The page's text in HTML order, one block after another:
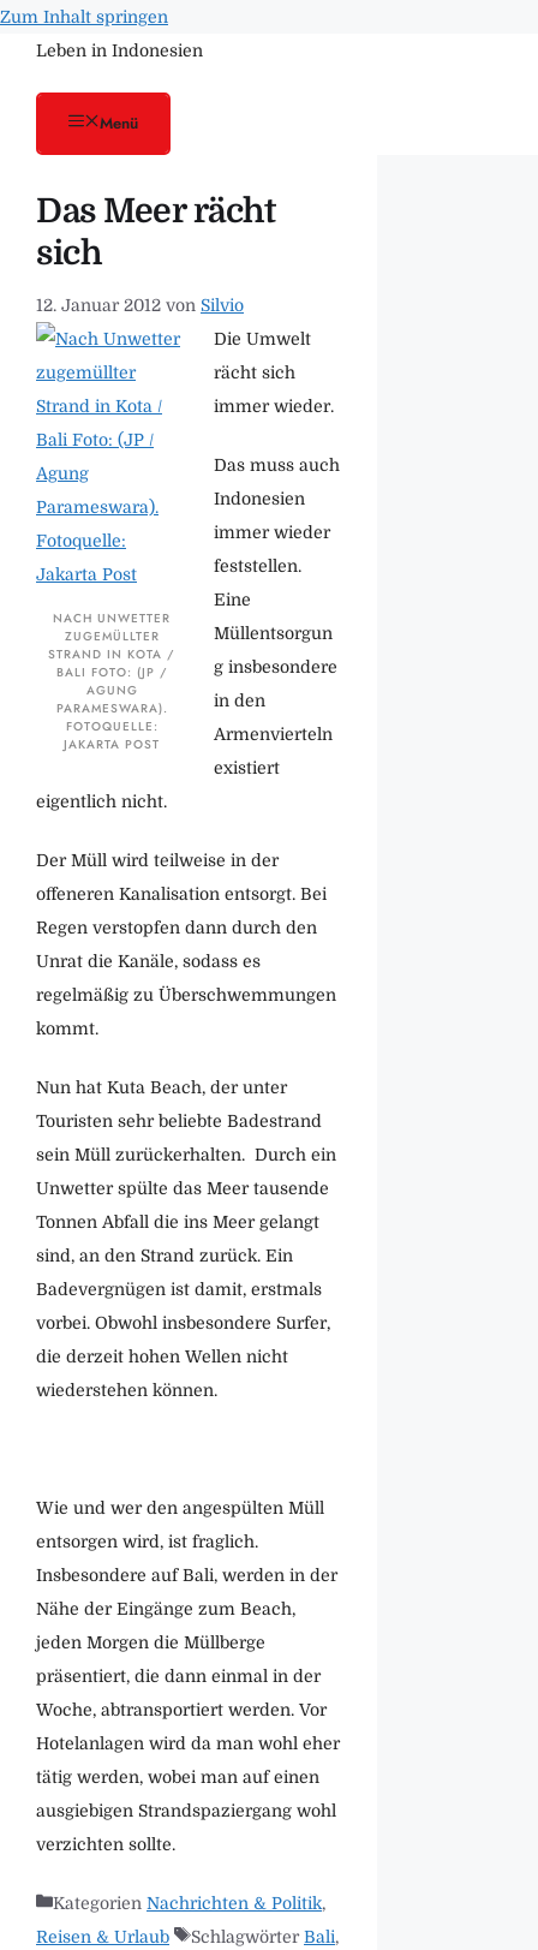
Zum Inhalt springen
Leben in Indonesien
Menü
Das Meer rächt
sich
12. Januar 2012 von Silvio
NACH UNWETTER
ZUGEMÜLLTER
STRAND IN KOTA /
BALI FOTO: (JP /
AGUNG
PARAMESWARA).
FOTOQUELLE:
JAKARTA POST
Die Umwelt
rächt sich
immer wieder.
Das muss auch
Indonesien
immer wieder
feststellen.
Eine
Müllentsorgun
g insbesondere
in den
Armenvierteln
existiert
eigentlich nicht.
Der Müll wird teilweise in der
offeneren Kanalisation entsorgt. Bei
Regen verstopfen dann durch den
Unrat die Kanäle, sodass es
regelmäßig zu Überschwemmungen
kommt.
Nun hat Kuta Beach, der unter
Touristen sehr beliebte Badestrand
sein Müll zurückerhalten. Durch ein
Unwetter spülte das Meer tausende
Tonnen Abfall die ins Meer gelangt
sind, an den Strand zurück. Ein
Badevergnügen ist damit, erstmals
vorbei. Obwohl insbesondere Surfer,
die derzeit hohen Wellen nicht
wiederstehen können.
Wie und wer den angespülten Müll
entsorgen wird, ist fraglich.
Insbesondere auf Bali, werden in der
Nähe der Eingänge zum Beach,
jeden Morgen die Müllberge
präsentiert, die dann einmal in der
Woche, abtransportiert werden. Vor
Hotelanlagen wird da man wohl eher
tätig werden, wobei man auf einen
ausgiebigen Strandspaziergang wohl
verzichten sollte.
Kategorien Nachrichten & Politik,
Reisen & Urlaub
SchlagwörterBali,